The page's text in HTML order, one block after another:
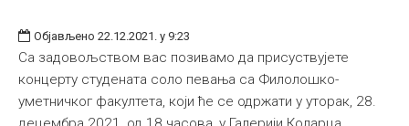
Издаваштво
Библиотека
Студенти
Објављено 22.12.2021. у 9:23
Са задовољством вас позивамо да присуствујете
концерту студената соло певања са Филолошко-
уметничког факултета, који ће се одржати у уторак, 28.